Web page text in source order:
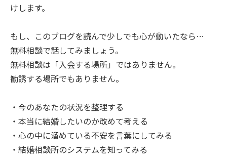
けします。
もし、このブログを読んで少しでも心が動いたなら…
無料相談で話してみましょう。
無料相談は「入会する場所」ではありません。
勧誘する場所でもありません。
・今のあなたの状況を整理する
・本当に結婚したいのか改めて考える
・心の中に溜めている不安を言葉にしてみる
・結婚相談所のシステムを知ってみる